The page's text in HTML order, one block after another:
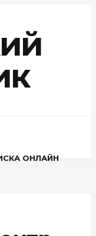
ОНЛАЙН